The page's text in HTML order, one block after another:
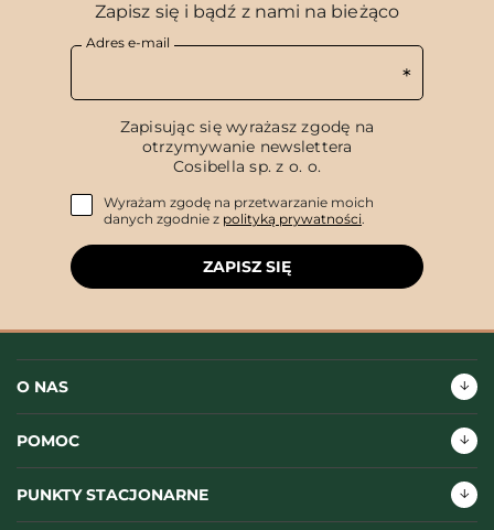
Zapisz się i bądź z nami na bieżąco
Adres e-mail
Zapisując się wyrażasz zgodę na
otrzymywanie newslettera
Cosibella sp. z o. o.
Wyrażam zgodę na przetwarzanie moich
danych zgodnie z polityką prywatności.
ZAPISZ SIĘ
O NAS
POMOC
PUNKTY STACJONARNE